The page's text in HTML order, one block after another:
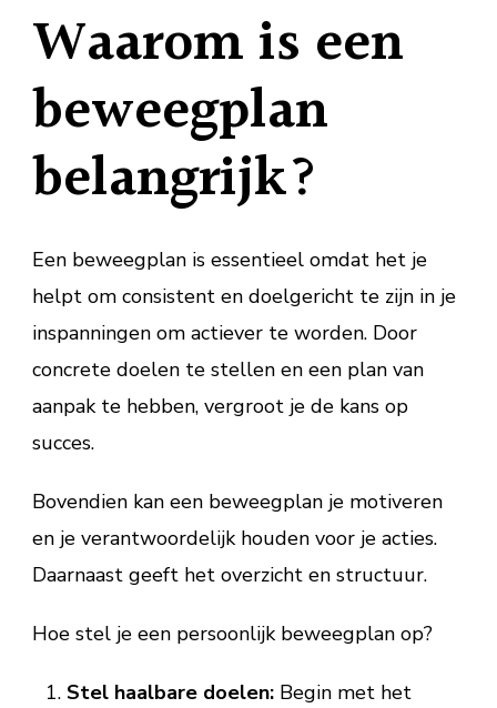
Waarom is een
beweegplan
belangrijk?
Een beweegplan is essentieel omdat het je
helpt om consistent en doelgericht te zijn in je
inspanningen om actiever te worden. Door
concrete doelen te stellen en een plan van
aanpak te hebben, vergroot je de kans op
succes.
Bovendien kan een beweegplan je motiveren
en je verantwoordelijk houden voor je acties.
Daarnaast geeft het overzicht en structuur.
Hoe stel je een persoonlijk beweegplan op?
Stel haalbare doelen:Begin met het